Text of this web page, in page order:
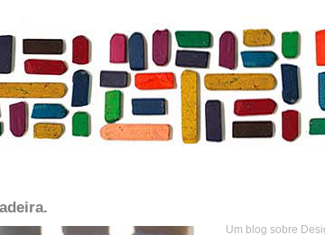
Um blog sobre